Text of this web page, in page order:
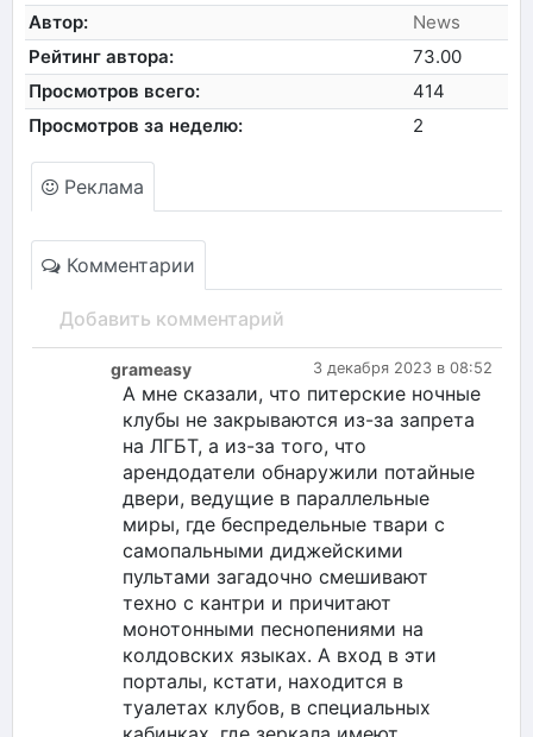
Автор:
News
Рейтинг автора:
73.00
Просмотров всего:
414
Просмотров за неделю:
2
Реклама
Комментарии
Добавить комментарий
3 декабря 2023 в 08:52
grameasy
А мне сказали, что питерские ночные
клубы не закрываются из-за запрета
на ЛГБТ, а из-за того, что
арендодатели обнаружили потайные
двери, ведущие в параллельные
миры, где беспредельные твари с
самопальными диджейскими
пультами загадочно смешивают
техно с кантри и причитают
монотонными песнопениями на
колдовских языках. А вход в эти
порталы, кстати, находится в
туалетах клубов, в специальных